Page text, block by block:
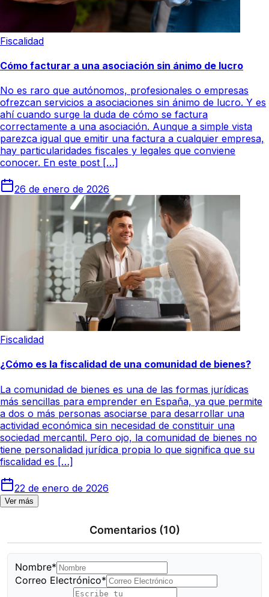
Fiscalidad
Cómo facturar a una asociación sin ánimo de lucro
No es raro que autónomos, profesionales o empresas
ofrezcan servicios a asociaciones sin ánimo de lucro. Y es
ahí cuando surge la duda de cómo se factura
correctamente a una asociación. Aunque a simple vista
parezca igual que emitir una factura a cualquier empresa,
hay particularidades fiscales y legales que conviene
conocer. En este post […]
26 de enero de 2026
Fiscalidad
¿Cómo es la fiscalidad de una comunidad de bienes?
La comunidad de bienes es una de las formas jurídicas
más sencillas para emprender en España, ya que permite
a dos o más personas asociarse para desarrollar una
actividad económica sin necesidad de constituir una
sociedad mercantil. Pero ojo, la comunidad de bienes no
tiene personalidad jurídica propia lo que significa que su
fiscalidad es […]
22 de enero de 2026
Ver más
Comentarios (10)
Nombre*
Correo Electrónico*